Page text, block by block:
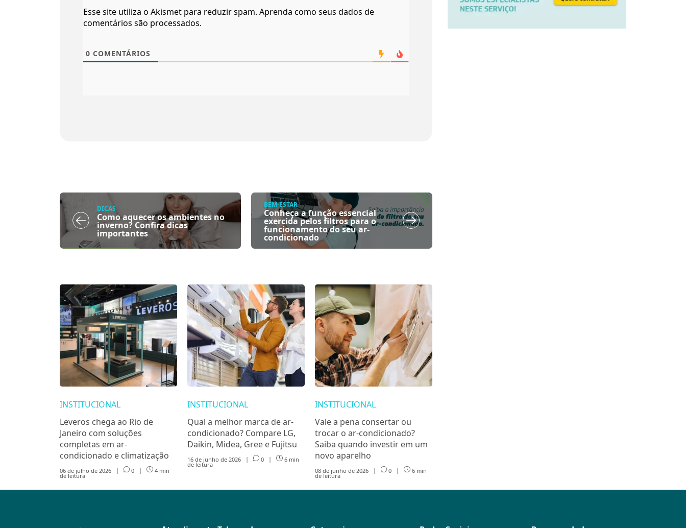
Esse site utiliza o Akismet para reduzir spam. Aprenda como seus dados de
comentários são processados.
0 COMENTÁRIOS
DICAS
Como aquecer os ambientes no
inverno? Confira dicas
importantes
BEM-ESTAR
Conheça a função essencial
exercida pelos filtros para o
funcionamento do seu ar-
condicionado
INSTITUCIONAL
Leveros chega ao Rio de
Janeiro com soluções
completas em ar-
condicionado e climatização
06 de julho de 2026 | 0 | 4 min
de leitura
INSTITUCIONAL
Qual a melhor marca de ar-
condicionado? Compare LG,
Daikin, Midea, Gree e Fujitsu
16 de junho de 2026 | 0 | 6 min
de leitura
INSTITUCIONAL
Vale a pena consertar ou
trocar o ar-condicionado?
Saiba quando investir em um
novo aparelho
08 de junho de 2026 | 0 | 6 min
de leitura